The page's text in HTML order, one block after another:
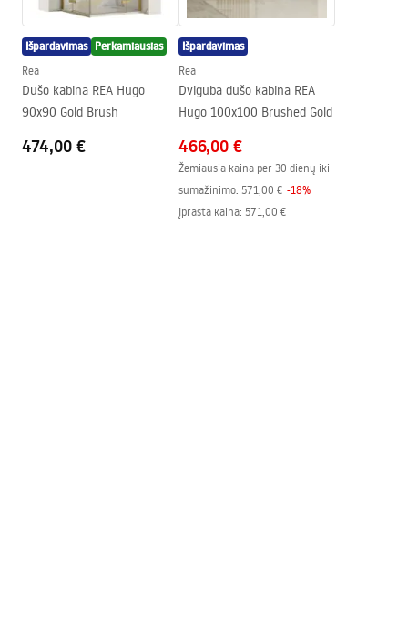
Galima pjauti
Ne
Komplekte sifonas
Taip
Garantija
Išpardavimas Perkamiausias
Rea
Dušo kabina REA Hugo
90x90 Gold Brush
474,00 €
Išpardavimas
Rea
Dviguba dušo kabina REA
Hugo 100x100 Brushed Gold
466,00 €
Žemiausia kaina per 30 dienų iki
sumažinimo: 571,00 € -18%
Įprasta kaina: 571,00 €